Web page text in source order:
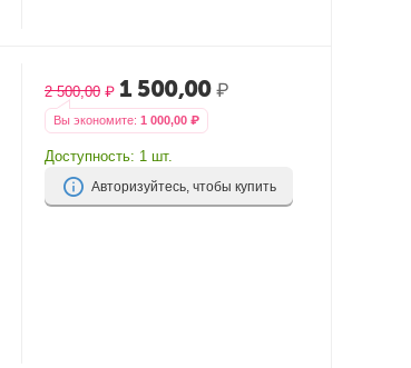
2 500,00 ₽ 1 500,00 ₽
Вы экономите: 1 000,00 ₽
Доступность: 1 шт.
Авторизуйтесь, чтобы купить